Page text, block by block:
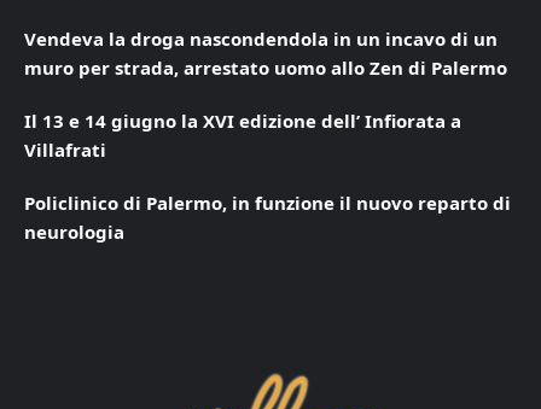
Vendeva la droga nascondendola in un incavo di un
muro per strada, arrestato uomo allo Zen di Palermo
Il 13 e 14 giugno la XVI edizione dell’ Infiorata a
Villafrati
Policlinico di Palermo, in funzione il nuovo reparto di
neurologia